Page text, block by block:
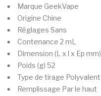
Marque GeekVape
Origine Chine
Réglages Sans
Contenance 2 mL
Dimension (L x l x Ep mm)
Poids (g) 52
Type de tirage Polyvalent
Remplissage Par le haut